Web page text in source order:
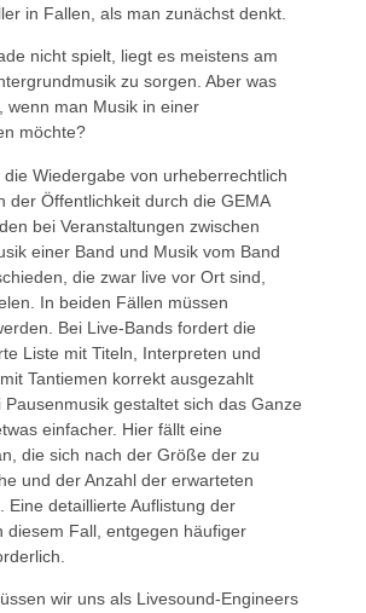
in Fallen, als man zunächst denkt.
nicht spielt, liegt es meistens am
zu sorgen. Aber was
wenn man Musik in einer
möchte?
Wiedergabe von urheberrechtlich
der Öffentlichkeit durch die GEMA
bei Veranstaltungen zwischen
einer Band und Musik vom Band
die zwar live vor Ort sind,
In beiden Fällen müssen
Bei Live-Bands fordert die
Liste mit Titeln, Interpreten und
Tantiemen korrekt ausgezahlt
gestaltet sich das Ganze
einfacher. Hier fällt eine
die sich nach der Größe der zu
und der Anzahl der erwarteten
Eine detaillierte Auflistung der
diesem Fall, entgegen häufiger
wir uns als Livesound-Engineers